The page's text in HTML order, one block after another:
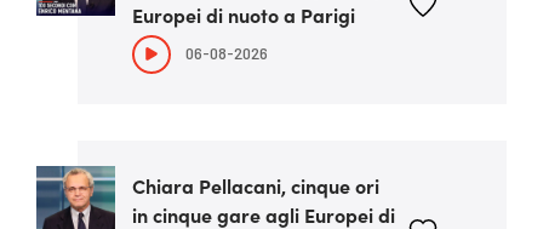
Europei di nuoto a Parigi
06-08-2026
Chiara Pellacani, cinque ori
in cinque gare agli Europei di